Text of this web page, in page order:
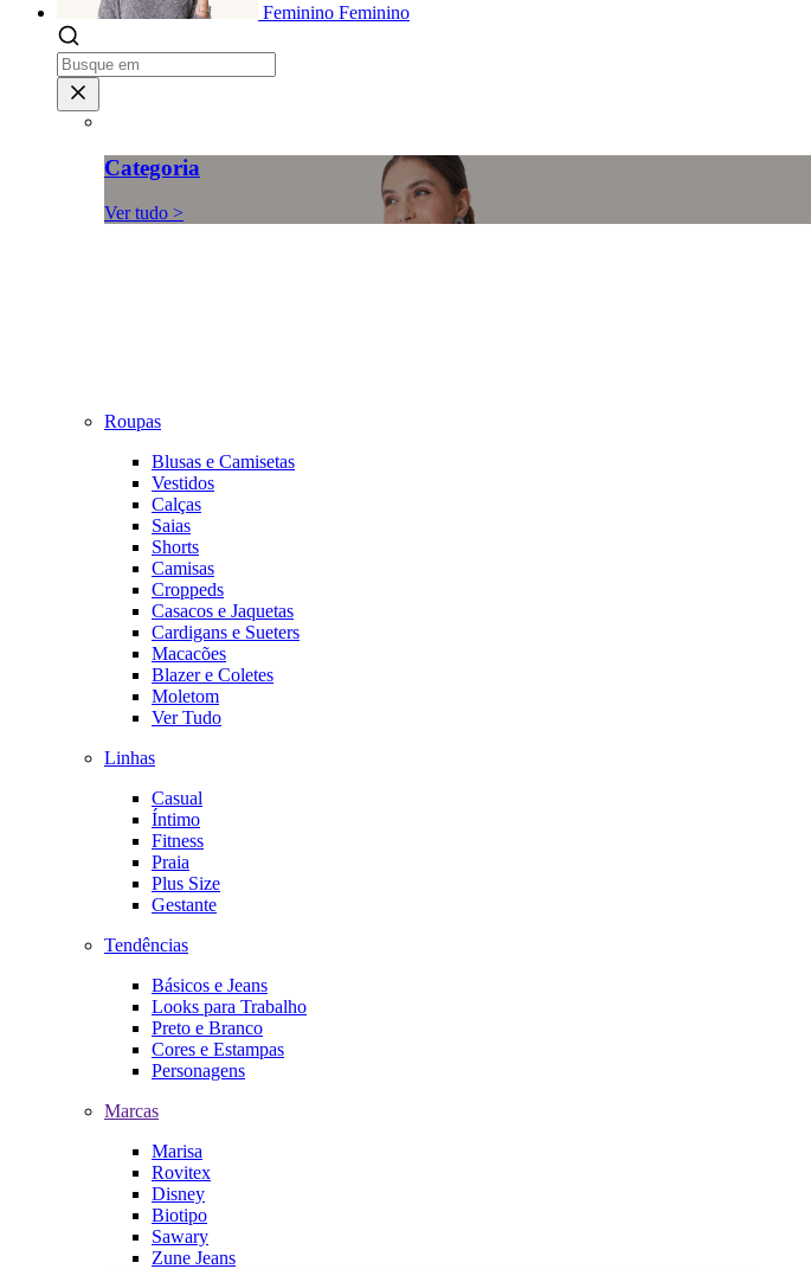
Feminino Feminino
Categoria
Ver tudo >
Roupas
Blusas e Camisetas
Vestidos
Calças
Saias
Shorts
Camisas
Croppeds
Casacos e Jaquetas
Cardigans e Sueters
Macacões
Blazer e Coletes
Moletom
Ver Tudo
Linhas
Casual
Íntimo
Fitness
Praia
Plus Size
Gestante
Tendências
Básicos e Jeans
Looks para Trabalho
Preto e Branco
Cores e Estampas
Personagens
Marcas
Marisa
Rovitex
Disney
Biotipo
Sawary
Zune Jeans